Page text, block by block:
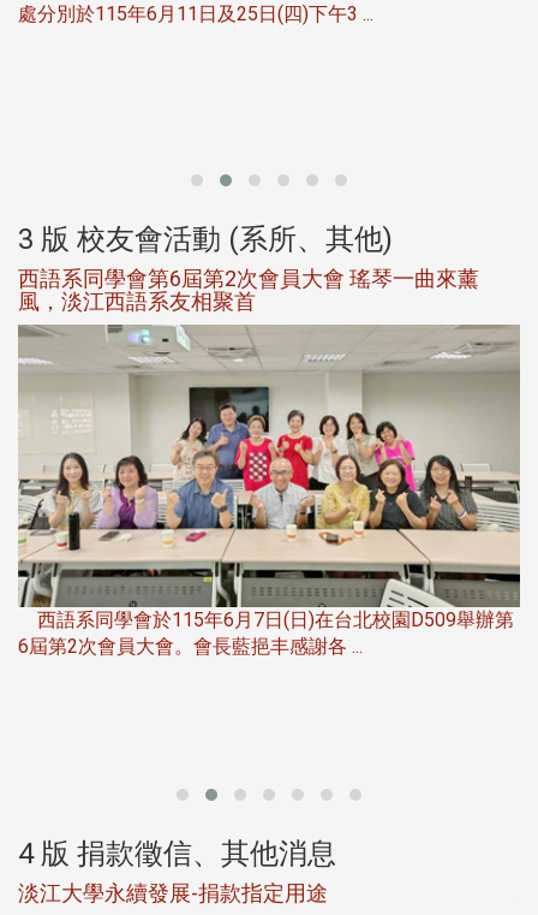
處分別於115年6月11日及25日(四)下午3 ...
3 版 校友會活動 (系所、其他)
西語系同學會第6屆第2次會員大會 瑤琴一曲來薰
風，淡江西語系友相聚首
西語系同學會於115年6月7日(日)在台北校園D509舉辦第
6屆第2次會員大會。會長藍挹丰感謝各 ...
4 版 捐款徵信、其他消息
淡江大學永續發展-捐款指定用途